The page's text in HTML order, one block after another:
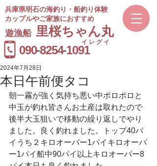
イレグイ
兵庫県明石の海釣り・船釣り体験
カップルやご家族におすすめ
090-8254-1091
遊漁船 ​里桜ちゃん丸
本日午前便タコ
2024年7月28日
朝一霧が強く気持ち悪い中ポロポロと
中玉が釣れ皆さんお土産は取れたので
後半大玉狙いで移動の繰り返しでやり
ました。良く釣れました。トップ40パ
イうち２キロオーバー1パイキロオーバ
ー1パイ船中90パイ以上キロオーバー8